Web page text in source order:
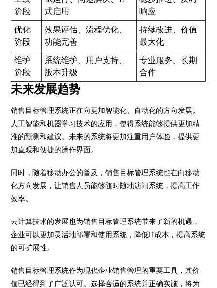
阶段
式启用
响应
优化
阶段
效果评估、流程优化、
功能完善
持续改进、价值
最大化
维护
阶段
系统维护、用户支持、
版本升级
专业服务、长期
合作
未来发展趋势
销售目标管理系统正在向更加智能化、自动化的方向发展。
人工智能和机器学习技术的应用，使得系统能够提供更加精
准的预测和建议。未来的系统将更加注重用户体验，提供更
加直观和便捷的操作界面。
同时，随着移动办公的普及，销售目标管理系统也在向移动
化方向发展，让销售人员能够随时随地访问系统，提高工作
效率。
云计算技术的发展也为销售目标管理系统带来了新的机遇，
企业可以更加灵活地部署和使用系统，降低IT成本，提高系统
的可扩展性。
销售目标管理系统作为现代企业销售管理的重要工具，其价
值已经得到了广泛认可。选择合适的系统并正确实施，将为